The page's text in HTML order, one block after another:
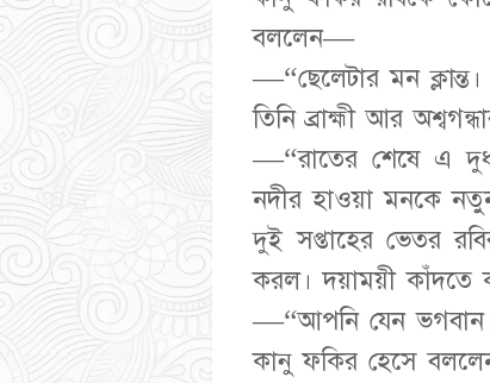
বললেন—
—“ছেলেটার মন
তিনি ব্রাহ্মী আর
—“রাতের শেষে এ
নদীর হাওয়া মনকে
দুই সপ্তাহের ভেতর
করল। দয়াময়ী
—“আপনি যেন
কানু ফকির হেসে